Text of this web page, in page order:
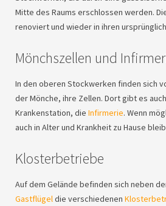
Mitte des Raums erschlossen werden.
renoviert und wieder in ihren
Mönchszellen und
In den oberen Stockwerken finden sich
der Mönche, ihre Zellen. Dort gibt es
Krankenstation, die Infirmerie. Wenn
auch in Alter und Krankheit zu Hause
Klosterbetriebe
Auf dem Gelände befinden sich neben
Gastflügeldie verschiedenen